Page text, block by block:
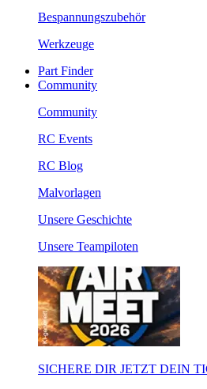
Bespannungszubehör
Werkzeuge
Part Finder
Community
Community
RC Events
RC Blog
Malvorlagen
Unsere Geschichte
Unsere Teampiloten
SICHERE DIR JETZT DEIN